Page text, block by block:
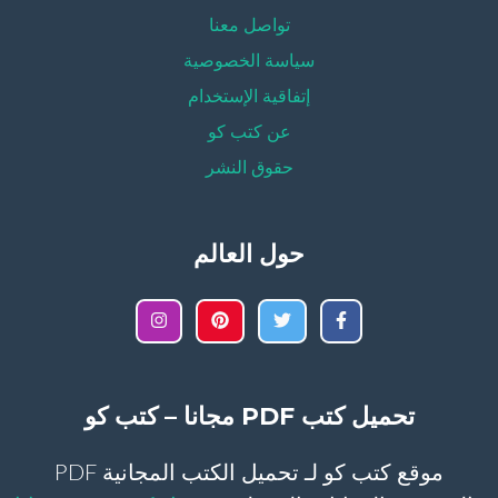
تواصل معنا
سياسة الخصوصية
إتفاقية الإستخدام
عن كتب كو
حقوق النشر
حول العالم
تحميل كتب PDF مجانا – كتب كو
موقع كتب كو لـ تحميل الكتب المجانية PDF